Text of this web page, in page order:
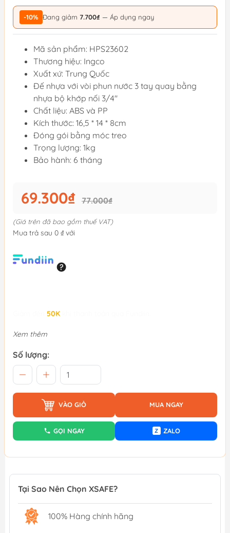
-10% Đang giảm 7.700₫ — Áp dụng ngay
Mã sản phẩm: HPS23602
Thương hiệu: Ingco
Xuất xứ: Trung Quốc
Đế nhựa với vòi phun nước 3 tay quay bằng
nhựa bộ khớp nối 3/4"
Chất liệu: ABS và PP
Kích thước: 16,5 * 14 * 8cm
Đóng gói bằng móc treo
Trọng lượng: 1kg
Bảo hành: 6 tháng
69.300₫ 77.000₫
(Giá trên đã bao gồm thuế VAT)
Mua trả sau 0 ₫ với
50K
Xem thêm
Số lượng:
VÀO GIỎ MUA NGAY
GỌI NGAY Z ZALO
Tại Sao Nên Chọn XSAFE?
100% Hàng chính hãng